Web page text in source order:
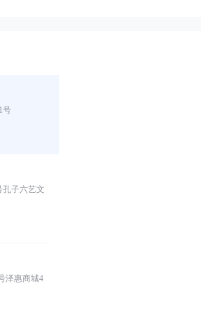
号
孔子六艺文
泽惠商城4